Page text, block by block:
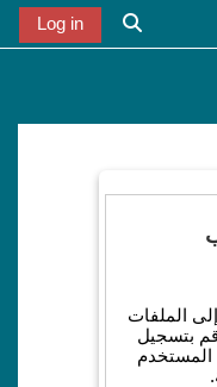
تبديل إدخال
Log in
الملفات
بتسجيل
المستخدم